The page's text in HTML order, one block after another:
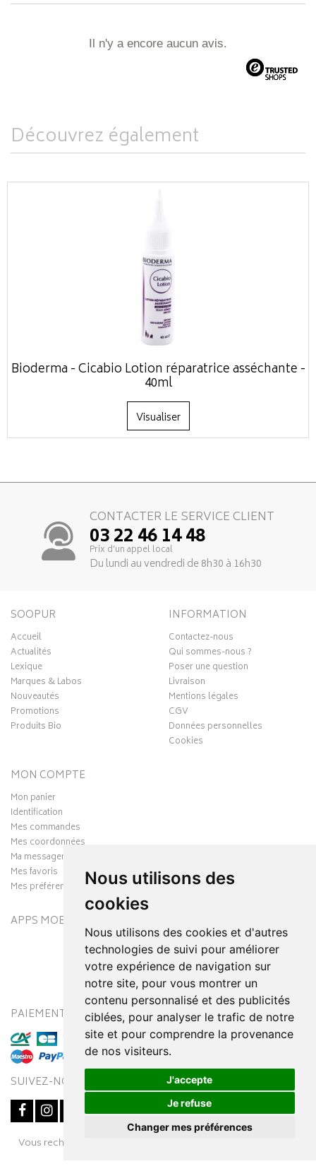
Nous utilisons des
cookies
Nous utilisons des cookies et d'autres
technologies de suivi pour améliorer
votre expérience de navigation sur
notre site, pour vous montrer un
contenu personnalisé et des publicités
ciblées, pour analyser le trafic de notre
site et pour comprendre la provenance
de nos visiteurs.
J'accepte
Je refuse
Changer mes préférences
Il n'y a encore aucun avis.
Découvrez également
Bioderma - Cicabio Lotion réparatrice asséchante -
40ml
Visualiser
CONTACTER LE SERVICE CLIENT
03 22 46 14 48
Prix d’un appel local
Du lundi au vendredi de 8h30 à 16h30
SOOPUR
Accueil
Actualités
Lexique
Marques & Labos
Nouveautés
Promotions
Produits Bio
INFORMATION
Contactez-nous
Qui sommes-nous ?
Poser une question
Livraison
Mentions légales
CGV
Données personnelles
Cookies
MON COMPTE
Mon panier
Identification
Mes commandes
Mes coordonnées
Ma messagerie
Mes favoris
Mes préférences Cookies
APPS MOBILES
PAIEMENT SÉCURISÉ MODES DE LIVRAISON
SUIVEZ-NOUS SUR
Vous recherchez un médicament ? Découvrez la pharmacie en